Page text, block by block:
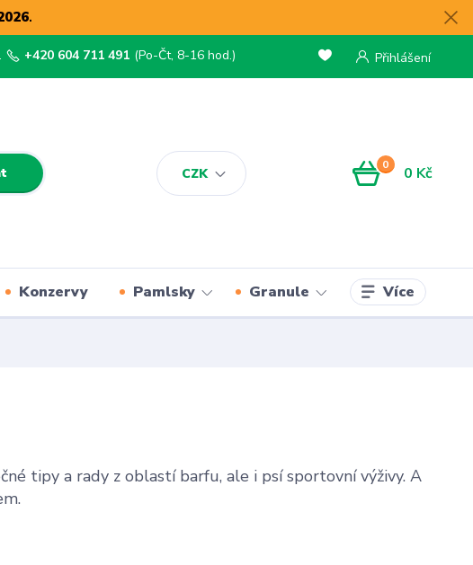
.
CZK
Přihlášení
+420 604 711 491 (Po-Čt, 8-16 hod.)
0 0 Kč
Konzervy Pamlsky Granule Více
tipy a rady z oblastí barfu, ale i psí sportovní výživy. A